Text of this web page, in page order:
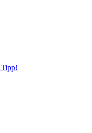
Tipp!